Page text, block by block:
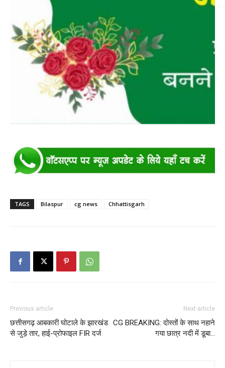
TAGS Bilaspur cg news Chhattisgarh
Previous article
छत्तीसगढ़ आबकारी घोटाले के झारखंड
से जुड़े तार, हाई-प्रोफाइल FIR दर्ज
Next article
CG BREAKING: दोस्तों के साथ नहाने
गया छात्र नदी में डूबा…